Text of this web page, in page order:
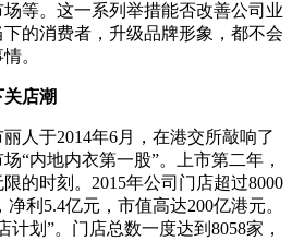
等。这一系列举措能否改善公司业
的消费者，升级品牌形象，都不会
。
店潮
于2014年6月，在港交所敲响了
“内地内衣第一股”。上市第二年，
的时刻。2015年公司门店超过8000
利5.4亿元，市值高达200亿港元。
计划”。门店总数一度达到8058家，